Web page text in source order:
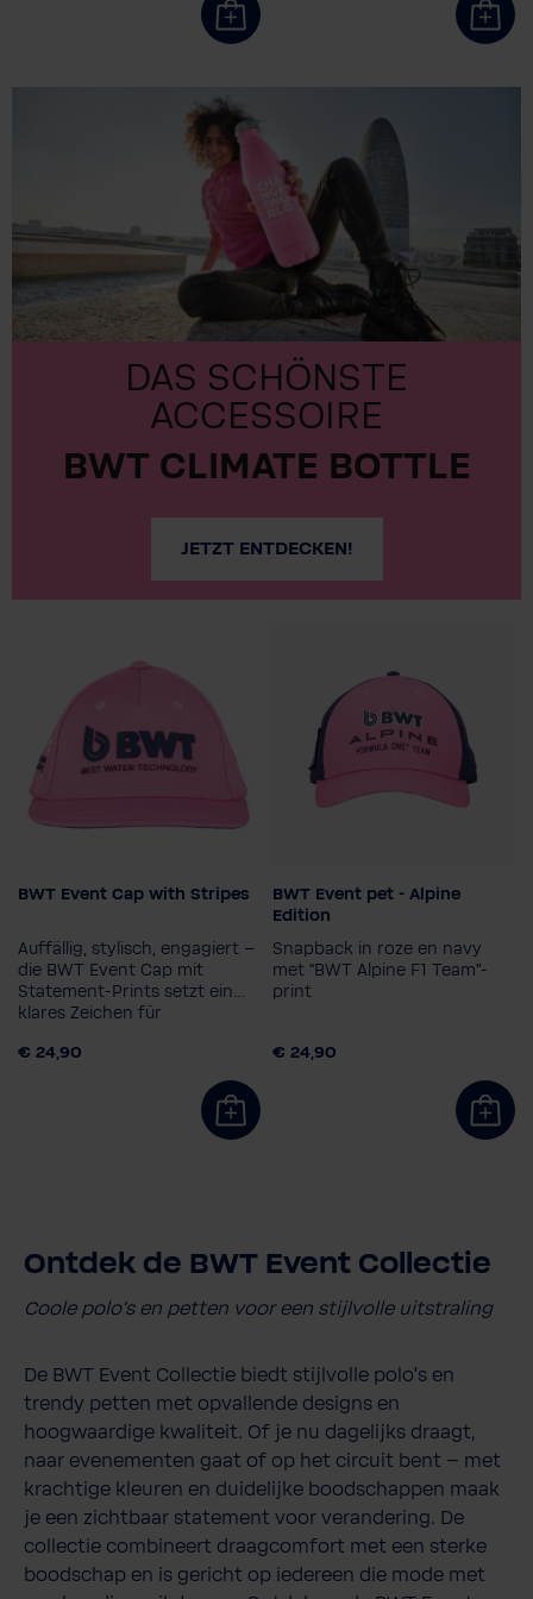
DAS SCHÖNSTE
ACCESSOIRE
BWT CLIMATE BOTTLE
JETZT ENTDECKEN!
BWT Event Cap with Stripes
Auffällig, stylisch, engagiert –
die BWT Event Cap mit
Statement-Prints setzt ein
klares Zeichen für
€ 24,90
BWT Event pet - Alpine
Edition
Snapback in roze en navy
met “BWT Alpine F1 Team”-
print
€ 24,90
Ontdek de BWT Event Collectie
Coole polo’s en petten voor een stijlvolle uitstraling
De BWT Event Collectie biedt stijlvolle polo’s en
trendy petten met opvallende designs en
hoogwaardige kwaliteit. Of je nu dagelijks draagt,
naar evenementen gaat of op het circuit bent – met
krachtige kleuren en duidelijke boodschappen maak
je een zichtbaar statement voor verandering. De
collectie combineert draagcomfort met een sterke
boodschap en is gericht op iedereen die mode met